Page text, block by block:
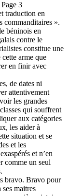
3
traduction en
commanditaires ».
béninois en
contre le
constitue une
arme que
en finir avec
de dates ni
attentivement
les grandes
qui souffrent
aux catégories
les aider à
situation et se
et les
et n’en
comme un seul
bravo. Bravo pour
maitres